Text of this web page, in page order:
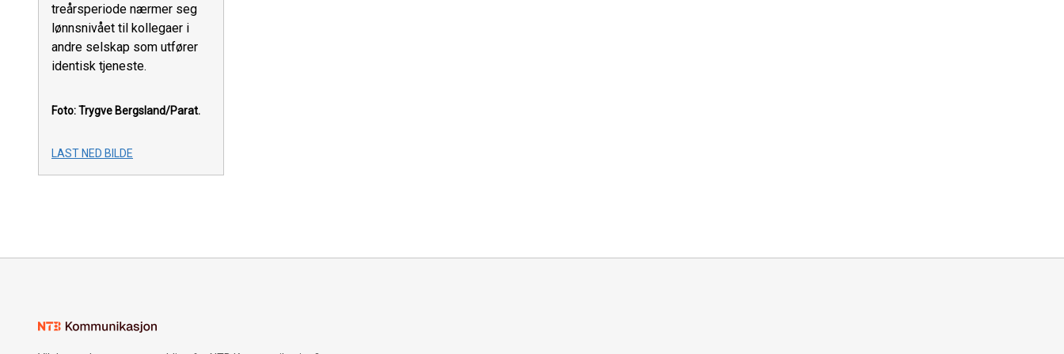
treårsperiode nærmer seg
lønnsnivået til kollegaer i
andre selskap som utfører
identisk tjeneste.
Foto: Trygve Bergsland/Parat.
LAST NED BILDE